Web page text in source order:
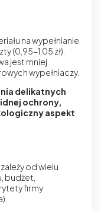
na wypełnianie
(0,95-1,05 zł).
jest mniej
wypełniaczy.
delikatnych
ochrony,
aspekt
od wielu
budżet,
firmy